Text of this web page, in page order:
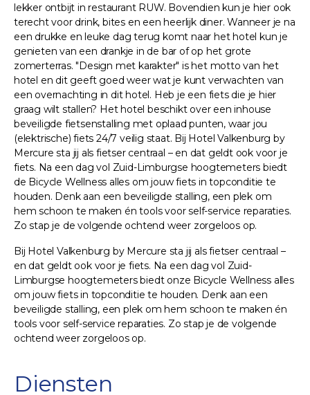
lekker ontbijt in restaurant RUW. Bovendien kun je hier ook
terecht voor drink, bites en een heerlijk diner. Wanneer je na
een drukke en leuke dag terug komt naar het hotel kun je
genieten van een drankje in de bar of op het grote
zomerterras. "Design met karakter" is het motto van het
hotel en dit geeft goed weer wat je kunt verwachten van
een overnachting in dit hotel. Heb je een fiets die je hier
graag wilt stallen? Het hotel beschikt over een inhouse
beveiligde fietsenstalling met oplaad punten, waar jou
(elektrische) fiets 24/7 veilig staat. Bij Hotel Valkenburg by
Mercure sta jij als fietser centraal – en dat geldt ook voor je
fiets. Na een dag vol Zuid-Limburgse hoogtemeters biedt
de Bicycle Wellness alles om jouw fiets in topconditie te
houden. Denk aan een beveiligde stalling, een plek om
hem schoon te maken én tools voor self-service reparaties.
Zo stap je de volgende ochtend weer zorgeloos op.
Bij Hotel Valkenburg by Mercure sta jij als fietser centraal –
en dat geldt ook voor je fiets. Na een dag vol Zuid-
Limburgse hoogtemeters biedt onze Bicycle Wellness alles
om jouw fiets in topconditie te houden. Denk aan een
beveiligde stalling, een plek om hem schoon te maken én
tools voor self-service reparaties. Zo stap je de volgende
ochtend weer zorgeloos op.
Diensten